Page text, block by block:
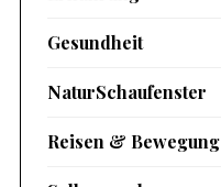
Gesundheit
NaturSchaufenster
Reisen & Bewegung